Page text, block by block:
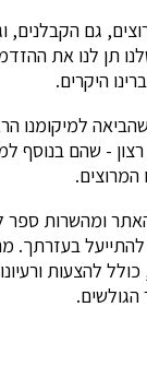
גם הקבלנים,
תן לנו את
היקרים.
למיקומנו
- שהם בנוסף
המרוצים.
ומהשרות ספר
להתייעל בעזרתך.
להצעות